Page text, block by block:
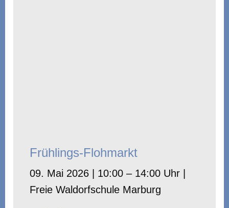
Frühlings-Flohmarkt
09. Mai 2026 | 10:00 – 14:00 Uhr |
Freie Waldorfschule Marburg